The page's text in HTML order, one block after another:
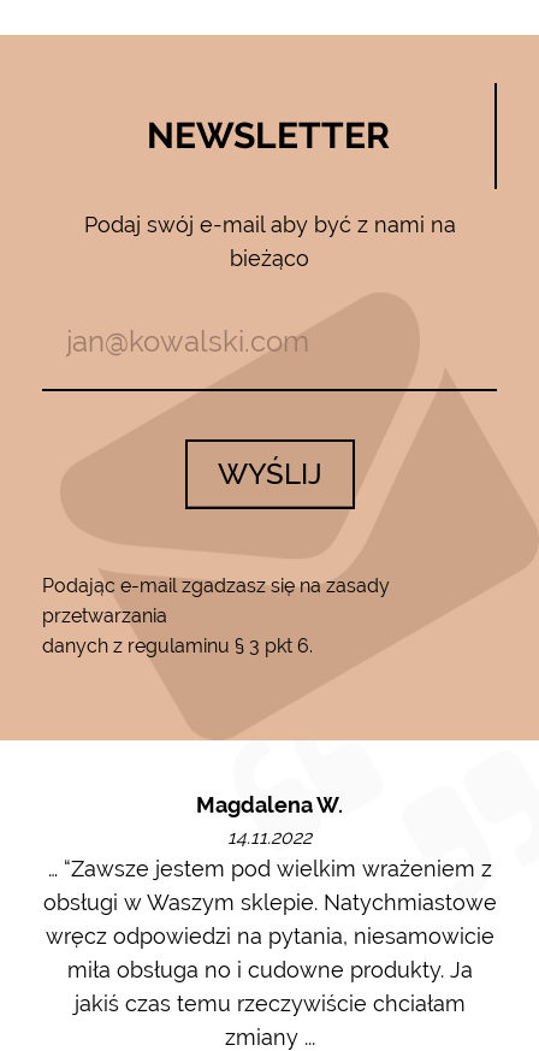
NEWSLETTER
Podaj swój e-mail aby być z nami na
bieżąco
WYŚLIJ
Podając e-mail zgadzasz się na zasady
przetwarzania
danych z regulaminu § 3 pkt 6.
Magdalena W.
14.11.2022
… “Zawsze jestem pod wielkim wrażeniem z
obsługi w Waszym sklepie. Natychmiastowe
wręcz odpowiedzi na pytania, niesamowicie
miła obsługa no i cudowne produkty. Ja
jakiś czas temu rzeczywiście chciałam
zmiany ...